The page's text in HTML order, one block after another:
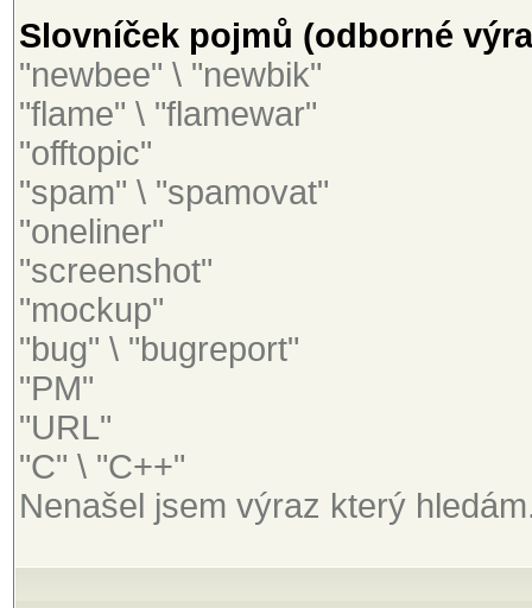
Slovníček pojmů (odborné
"newbee" \ "newbik"
"flame" \ "flamewar"
"offtopic"
"spam" \ "spamovat"
"oneliner"
"screenshot"
"mockup"
"bug" \ "bugreport"
"PM"
"URL"
"C" \ "C++"
Nenašel jsem výraz který